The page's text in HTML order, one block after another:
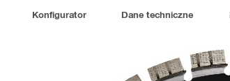
Konfigurator Dane techniczne